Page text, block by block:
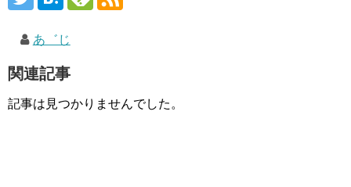
あ゛じ
関連記事
記事は見つかりませんでした。